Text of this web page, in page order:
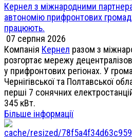
Кернел з міжнародними
автономію прифронтових
працюють.
07 серпня 2026
Компанія Кернел разом з
розгортає мережу
у прифронтових регіонах. У
Чернігівської та Полтавської
перші 7 сонячних
345 кВт.
Більше інформації